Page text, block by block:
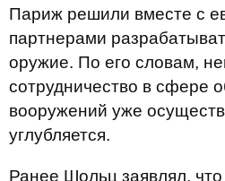
Париж решили вместе с
партнерами
оружие. По его словам,
сотрудничество в сфере
вооружений уже
углубляется.
Ранее Шольц заявлял,